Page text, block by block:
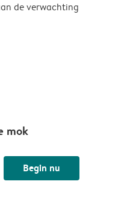
de verwachting
mok
Begin nu